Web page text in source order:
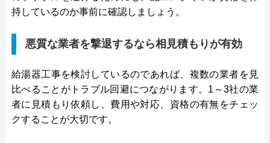
持しているのか事前に確認しましょう。
悪質な業者を撃退するなら相見積もりが有効
給湯器工事を検討しているのであれば、複数の業者を見
比べることがトラブル回避につながります。1～3社の業
者に見積もり依頼し、費用や対応、資格の有無をチェッ
クすることが大切です。